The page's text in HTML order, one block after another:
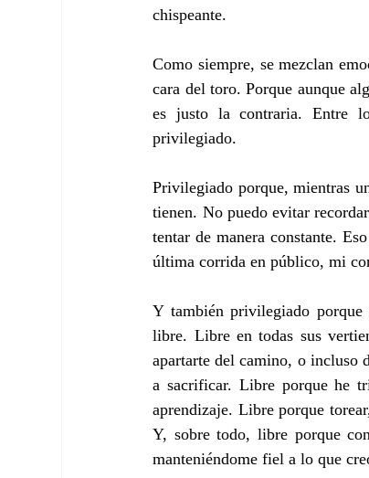
chispeante.
Como siempre, se mezclan
cara del toro. Porque aunque
es justo la contraria. Entre
privilegiado.
Privilegiado porque, mientras
tienen. No puedo evitar
tentar de manera constante.
última corrida en público, mi
Y también privilegiado
libre. Libre en todas sus
apartarte del camino, o incluso
a sacrificar. Libre porque he
aprendizaje. Libre porque
Y, sobre todo, libre porque
manteniéndome fiel a lo que